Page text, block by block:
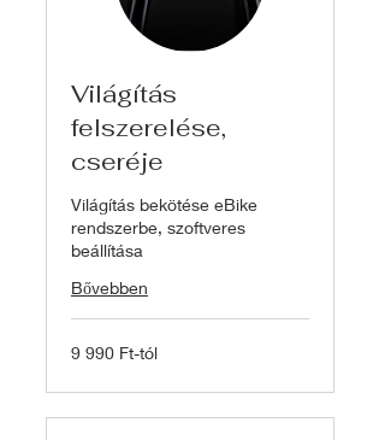
Világítás
felszerelése,
cseréje
Világítás bekötése eBike
rendszerbe, szoftveres
beállítása
Bővebben
9
990
9 990 Ft-tól